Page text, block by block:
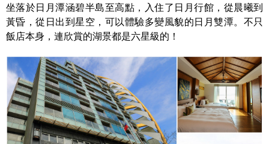
坐落於日月潭涵碧半島至高點，入住了日月行館，從晨曦到
黃昏，從日出到星空，可以體驗多變風貌的日月雙潭。不只
飯店本身，連欣賞的湖景都是六星級的！